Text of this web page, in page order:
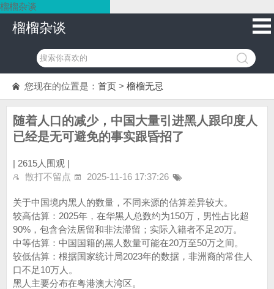
榴榴杂谈
榴榴杂谈
您现在的位置是： 首页 > 榴榴无忌
随着人口的减少，中国大量引进黑人跟印度人
已经是无可避免的事实跟昏招了
| 2615人围观 |
散打不留点
2025-11-16 17:37:26
关于中国境内黑人的数量，不同来源的估算差异较大。
较高估算‌：2025年，在华黑人总数约为150万，男性占比超
90%，包含合法居留和非法滞留；实际入籍者不足20万。‌‌
中等估算‌：中国国籍的黑人数量可能在20万至50万之间。‌
较低估算‌：根据国家统计局2023年的数据，非洲裔的常住人
口不足10万人。
黑人主要分布在粤港澳大湾区。